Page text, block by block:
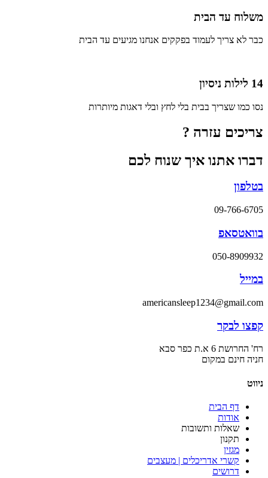
משלוח עד הבית
כבר לא צריך לעמוד בפקקים אנחנו מגיעים עד הבית
14 לילות ניסיון
נסו כמו שצריך בבית בלי לחץ ובלי דאגות מיותרות
צריכים עזרה ?
דברו אתנו איך שנוח לכם
בטלפון
09-766-6705
בוואטסאפ
050-8909932
במייל
americansleep1234@gmail.com
קפצו לבקר
רח' החרושת 6 א.ת כפר סבא
חניה חינם במקום
ניווט
דף הבית
אודות
שאלות ותשובות
תקנון
מגזין
קשרי אדריכלים | מעצבים
דרושים